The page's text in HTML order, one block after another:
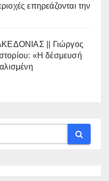
επηρεάζονται την
|| Γιώργος
«Η δέσμευσή